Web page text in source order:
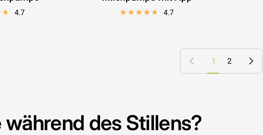
4.7 4.7
Vorherige Seite1 2
des Stillens?